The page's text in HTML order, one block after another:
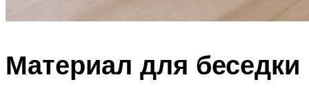
Материал для беседки